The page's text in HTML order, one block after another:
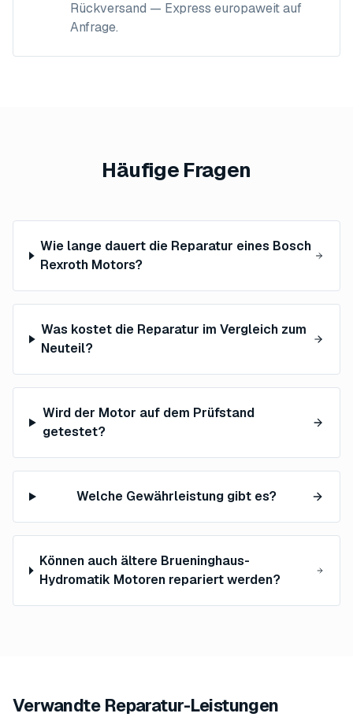
Rückversand — Express europaweit auf
Anfrage.
Häufige Fragen
Wie lange dauert die Reparatur eines Bosch
Rexroth Motors?
Was kostet die Reparatur im Vergleich zum
Neuteil?
Wird der Motor auf dem Prüfstand
getestet?
Welche Gewährleistung gibt es?
Können auch ältere Brueninghaus-
Hydromatik Motoren repariert werden?
Verwandte Reparatur-Leistungen